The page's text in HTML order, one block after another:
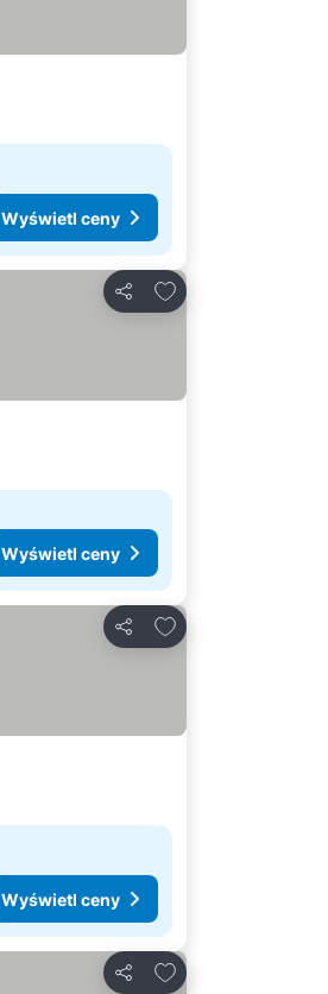
Wyświetl ceny
Udostępnij
Dodaj do ulubionych
Wyświetl ceny
Udostępnij
Dodaj do ulubionych
Wyświetl ceny
Udostępnij
Dodaj do ulubionych